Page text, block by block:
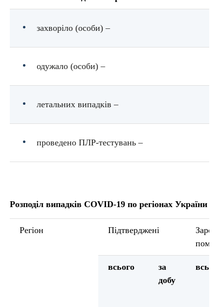
захворіло (особи) –
одужало (особи) –
летальних випадків –
проведено ПЛР-тестувань –
Розподіл випадків COVID-19 по регіонах України
Регіон Підтверджені
всього
за
добу